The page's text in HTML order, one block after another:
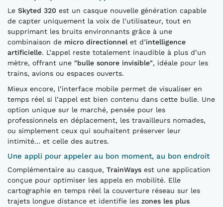
Le Skyted 320 est un casque nouvelle génération capable
de capter uniquement la voix de l’utilisateur, tout en
supprimant les bruits environnants grâce à une
combinaison de micro directionnel et d’intelligence
artificielle. L’appel reste totalement inaudible à plus d’un
mètre, offrant une "bulle sonore invisible", idéale pour les
trains, avions ou espaces ouverts.
Mieux encore, l’interface mobile permet de visualiser en
temps réel si l’appel est bien contenu dans cette bulle. Une
option unique sur le marché, pensée pour les
professionnels en déplacement, les travailleurs nomades,
ou simplement ceux qui souhaitent préserver leur
intimité… et celle des autres.
Une appli pour appeler au bon moment, au bon endroit
Complémentaire au casque, TrainWays est une application
conçue pour optimiser les appels en mobilité. Elle
cartographie en temps réel la couverture réseau sur les
trajets longue distance et identifie les zones les plus